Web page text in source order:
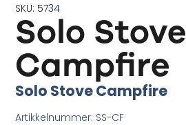
SKU: 5734
Solo Stove
Campfire
Solo Stove Campfire
Artikkelnummer: SS-CF